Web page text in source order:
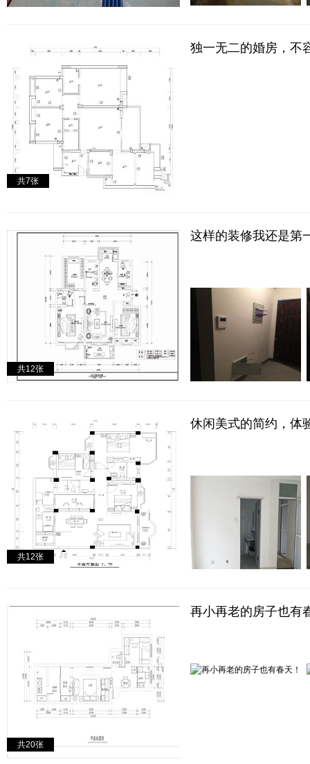
共7张
独一无二的婚房，不
共12张
这样的装修我还是第
共12张
休闲美式的简约，体
共20张
再小再老的房子也有